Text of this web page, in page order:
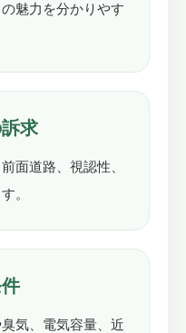
魅力を分かりやす
求
面道路、視認性、
。
気、電気容量、近